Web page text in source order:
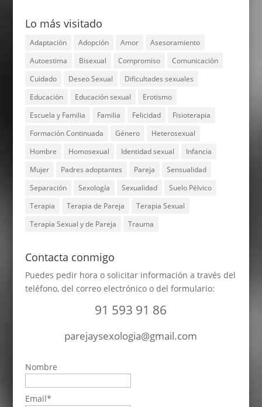
Lo más visitado
Adaptación Adopción Amor
Asesoramiento
Autoestima
Bisexual Compromiso
Comunicación
Cuidado
Deseo Sexual
Dificultades sexuales
Educación
Educación sexual
Erotismo
Escuela y Familia
Familia Felicidad
Fisioterapia
Formación Continuada
Género
Heterosexual
Hombre
Homosexual Identidad sexual
Infancia
Mujer
Padres adoptantes Pareja
Sensualidad
Separación
Sexología Sexualidad
Suelo Pélvico
Terapia
Terapia de Pareja
Terapia Sexual
Terapia Sexual y de Pareja
Trauma
Contacta conmigo
Puedes pedir hora o solicitar información a través del
teléfono, del correo electrónico o del formulario:
91 593 91 86
parejaysexologia@gmail.com
Nombre
Email*